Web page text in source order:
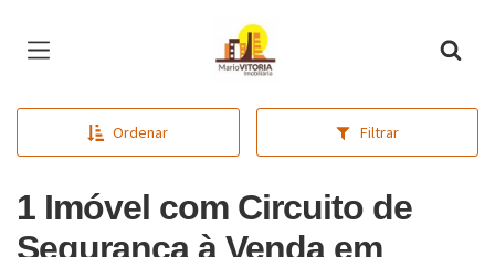
Página inicial
Ordenar Filtrar
1 Imóvel com Circuito de
Segurança à Venda em